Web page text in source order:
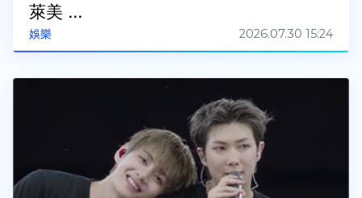
娛樂
萊美 ...
2026.07.30 15:24